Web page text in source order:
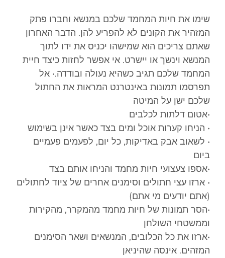
שימו את חיות המחמד שלכם במנשא וחברו פתק
המזהיר את הקונים לא להפריע להן. הדבר האחרון
שאתם צריכים הוא שמישהו יכניס את ידו לתוך
המנשא וינשך או יישרט. אי אפשר לחזות כיצד חיית
המחמד שלכם תגיב כשהיא נעולה ובודדה.• אל
תפרסמו תמונות באינטרנט המראות את החתול
שלכם ישן על המיטה
•אטום דלתות לכלבים
• הניחו קערות אוכל ומים בצד כאשר אינן בשימוש
• לשאוב אבק באדיקות, כל יום, לפעמים פעמיים
ביום
•אספו צעצועי חיות מחמד והניחו אותם בצד
• ארזו עצי חתולים וסימנים אחרים של ציוד לחתולים
(אתם יודעים מי אתם)
•הסר תמונות של חיות מחמד מהמקרר, מהקירות
וממשטחי השולחן
•ארזו את כל הכלובים, המנשאים ושאר הסימנים
המזהים. אינסה שהיניאן